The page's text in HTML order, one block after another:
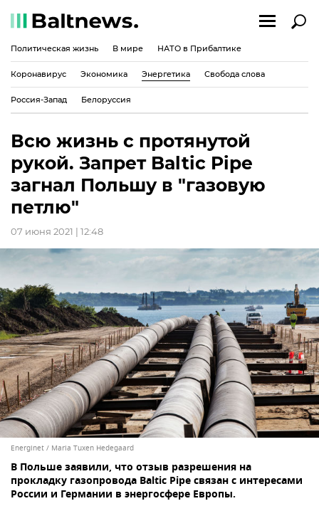
Политическая жизнь В мире НАТО в Прибалтике
Коронавирус Экономика Энергетика Свобода слова
Россия-Запад Белоруссия
Всю жизнь с протянутой
рукой. Запрет Baltic Pipe
загнал Польшу в "газовую
петлю"
07 июня 2021 | 12:48
Energinet / Maria Tuxen Hedegaard
В Польше заявили, что отзыв разрешения на
прокладку газопровода Baltic Pipe связан с интересами
России и Германии в энергосфере Европы.